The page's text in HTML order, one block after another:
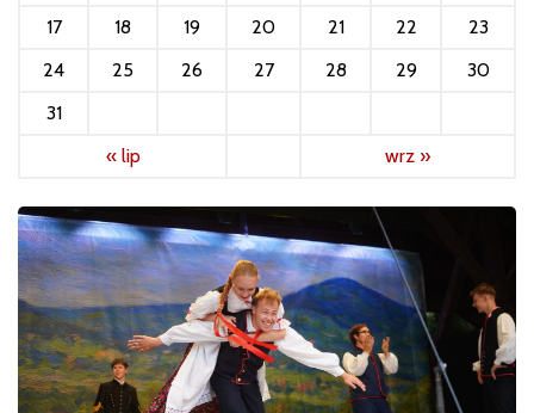
17
18 19 20 21 22
23
24
25 26 27 28 29
30
31
« lip
wrz »